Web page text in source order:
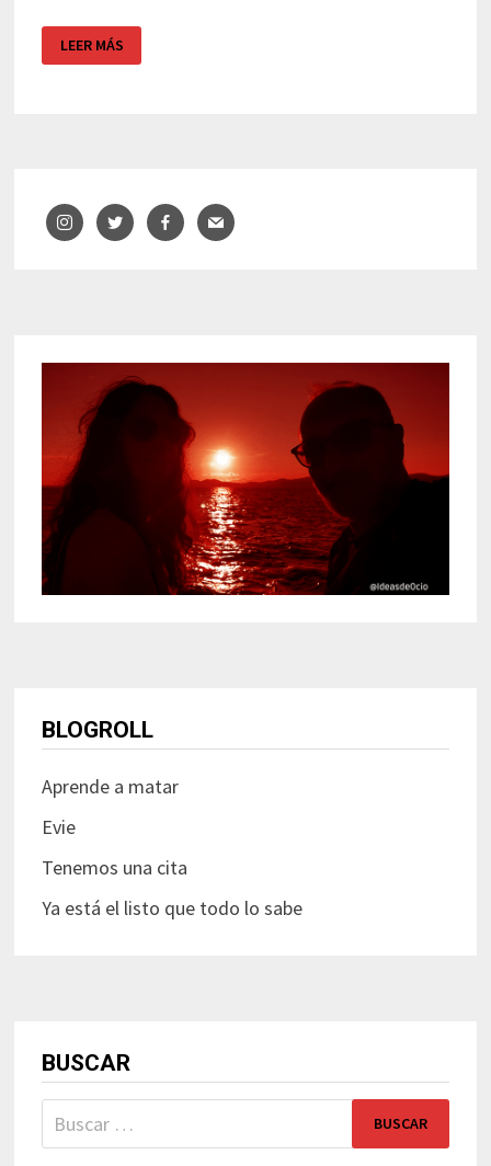
WOMEN
PAINTING
–
LEER MÁS
BLOGROLL
Aprende a matar
Evie
Tenemos una cita
Ya está el listo que todo lo sabe
BUSCAR
Buscar: